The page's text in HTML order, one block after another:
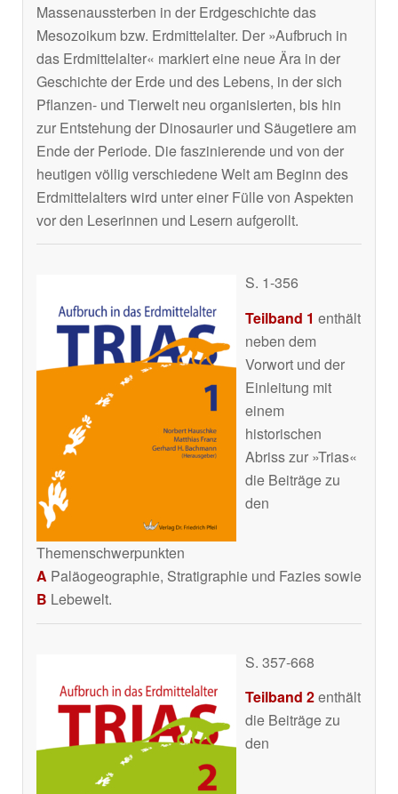
Massenaussterben in der Erdgeschichte das
Mesozoikum bzw. Erdmittelalter. Der »Aufbruch in
das Erdmittelalter« markiert eine neue Ära in der
Geschichte der Erde und des Lebens, in der sich
Pflanzen- und Tierwelt neu organisierten, bis hin
zur Entstehung der Dinosaurier und Säugetiere am
Ende der Periode. Die faszinierende und von der
heutigen völlig verschiedene Welt am Beginn des
Erdmittelalters wird unter einer Fülle von Aspekten
vor den Leserinnen und Lesern aufgerollt.
S. 1-356
Teilband 1 enthält
neben dem
Vorwort und der
Einleitung mit
einem
historischen
Abriss zur »Trias«
die Beiträge zu
den
Themenschwerpunkten
A Paläogeographie, Stratigraphie und Fazies sowie
B Lebewelt.
S. 357-668
Teilband 2enthält
die Beiträge zu
den